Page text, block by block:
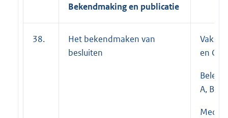
Bekendmaking en publicatie
38.
Het bekendmaken van
besluiten
en C;
A, B en